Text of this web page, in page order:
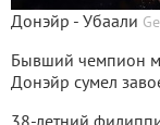
Донэйр - Убаали
Бывший чемпион
Донэйр сумел